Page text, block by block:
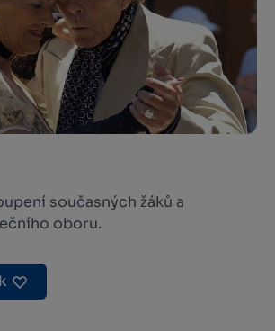
současných žáků a
oboru.